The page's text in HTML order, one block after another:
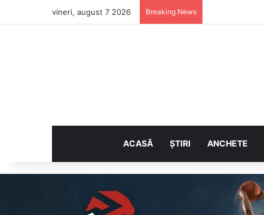
vineri, august 7 2026 Breaking News
ACASĂ ȘTIRI ANCHETE